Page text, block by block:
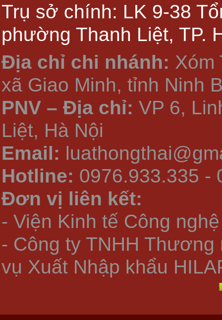
Trụ sở chính: LK 9-38
phường Thanh Liệt, TP.
Địa chỉ chi nhánh: Xóm
xã Giao Minh, tỉnh Ninh
PNV – Địa chỉ: VP 6,
Liệt, Hà Nội
Email:
Hotline: 0976.933.335 -
Đơn vị liên kết:
- Viện Kinh tế Công
- Công ty TNHH Thương
vụ Xuất Nhập khẩu